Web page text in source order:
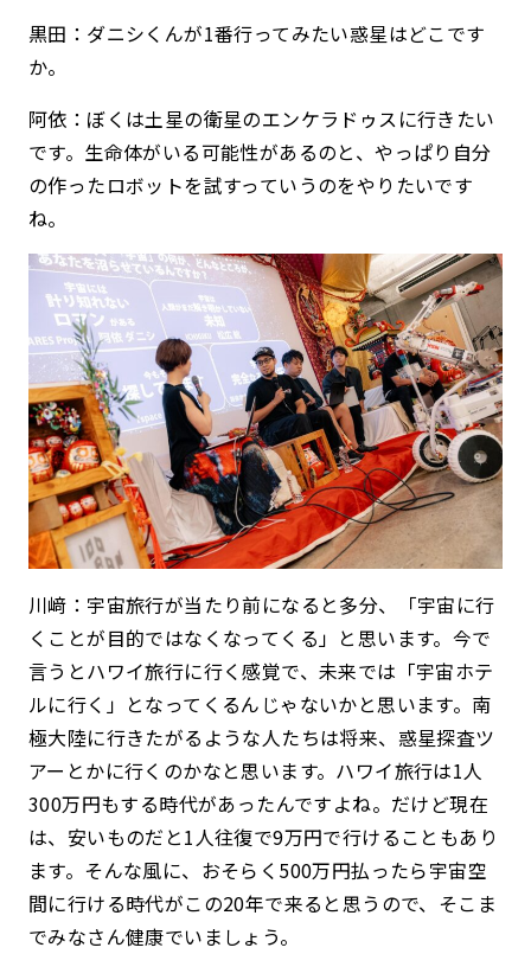
黒田：ダニシくんが1番行ってみたい惑星はどこです
か。
阿依：ぼくは土星の衛星のエンケラドゥスに行きたい
です。生命体がいる可能性があるのと、やっぱり自分
の作ったロボットを試すっていうのをやりたいです
ね。
川﨑：宇宙旅行が当たり前になると多分、「宇宙に行
くことが目的ではなくなってくる」と思います。今で
言うとハワイ旅行に行く感覚で、未来では「宇宙ホテ
ルに行く」となってくるんじゃないかと思います。南
極大陸に行きたがるような人たちは将来、惑星探査ツ
アーとかに行くのかなと思います。ハワイ旅行は1人
300万円もする時代があったんですよね。だけど現在
は、安いものだと1人往復で9万円で行けることもあり
ます。そんな風に、おそらく500万円払ったら宇宙空
間に行ける時代がこの20年で来ると思うので、そこま
でみなさん健康でいましょう。